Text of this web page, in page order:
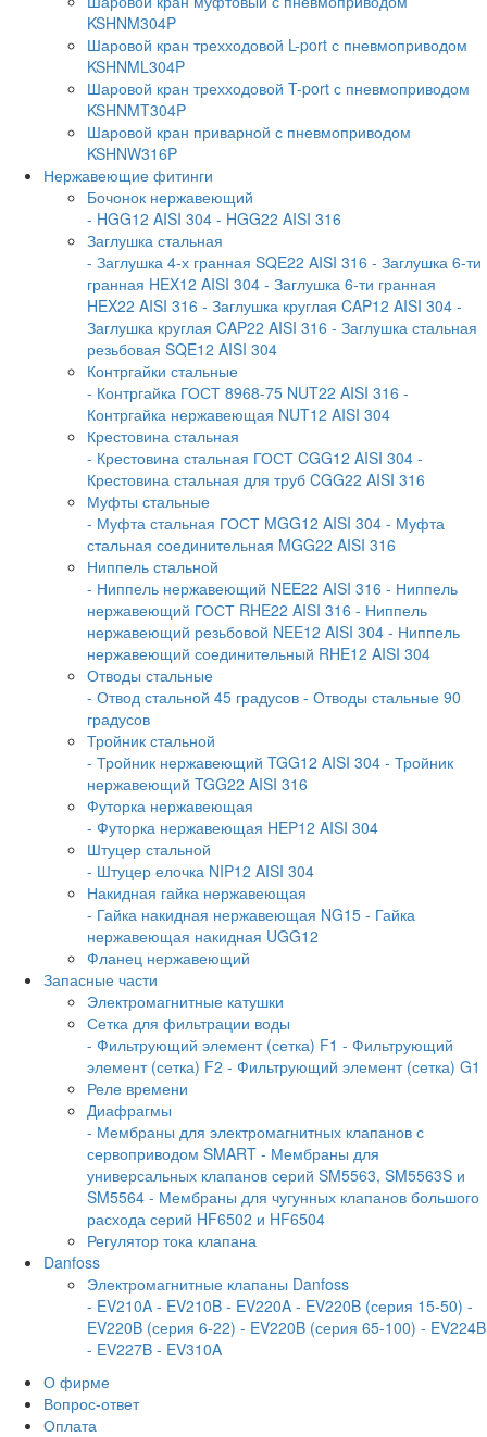
KSHNM304P
Шаровой кран трехходовой L-port с пневмоприводом
KSHNML304P
Шаровой кран трехходовой T-port с пневмоприводом
KSHNMT304P
Шаровой кран приварной с пневмоприводом
KSHNW316P
Нержавеющие фитинги
Бочонок нержавеющий
- HGG12 AISI 304 - HGG22 AISI 316
Заглушка стальная
- Заглушка 4-х гранная SQE22 AISI 316 - Заглушка 6-ти
гранная HEX12 AISI 304 - Заглушка 6-ти гранная
HEX22 AISI 316 - Заглушка круглая CAP12 AISI 304 -
Заглушка круглая CAP22 AISI 316 - Заглушка стальная
резьбовая SQE12 AISI 304
Контргайки стальные
- Контргайка ГОСТ 8968-75 NUT22 AISI 316 -
Контргайка нержавеющая NUT12 AISI 304
Крестовина стальная
- Крестовина стальная ГОСТ CGG12 AISI 304 -
Крестовина стальная для труб CGG22 AISI 316
Муфты стальные
- Муфта стальная ГОСТ MGG12 AISI 304 - Муфта
стальная соединительная MGG22 AISI 316
Ниппель стальной
- Ниппель нержавеющий NEE22 AISI 316 - Ниппель
нержавеющий ГОСТ RHE22 AISI 316 - Ниппель
нержавеющий резьбовой NEE12 AISI 304 - Ниппель
нержавеющий соединительный RHE12 AISI 304
Отводы стальные
- Отвод стальной 45 градусов - Отводы стальные 90
градусов
Тройник стальной
- Тройник нержавеющий TGG12 AISI 304 - Тройник
нержавеющий TGG22 AISI 316
Футорка нержавеющая
- Футорка нержавеющая HEP12 AISI 304
Штуцер стальной
- Штуцер елочка NIP12 AISI 304
Накидная гайка нержавеющая
- Гайка накидная нержавеющая NG15 - Гайка
нержавеющая накидная UGG12
Фланец нержавеющий
Запасные части
Электромагнитные катушки
Сетка для фильтрации воды
- Фильтрующий элемент (сетка) F1 - Фильтрующий
элемент (сетка) F2 - Фильтрующий элемент (сетка) G1
Реле времени
Диафрагмы
- Мембраны для электромагнитных клапанов с
сервоприводом SMART - Мембраны для
универсальных клапанов серий SM5563, SM5563S и
SM5564 - Мембраны для чугунных клапанов большого
расхода серий HF6502 и HF6504
Регулятор тока клапана
Danfoss
Электромагнитные клапаны Danfoss
- EV210A - EV210B - EV220A - EV220B (серия 15-50) -
EV220B (серия 6-22) - EV220B (серия 65-100) - EV224B
- EV227B - EV310A
О фирме
Вопрос-ответ
Оплата